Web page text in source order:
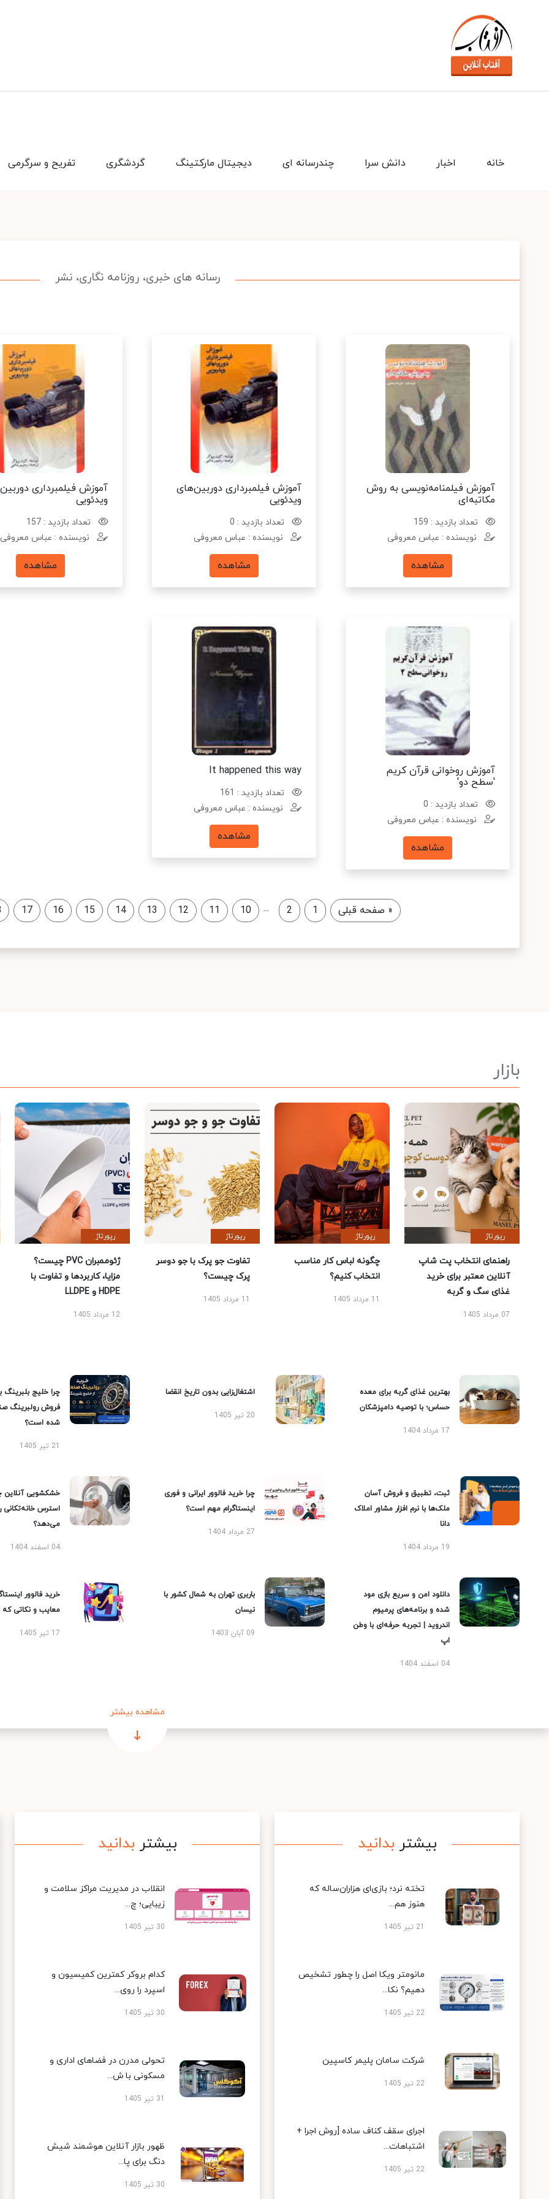
تفریح و سرگرمی گردشگری دیجیتال مارکتینگ چندرسانه ای دانش سرا اخبار خانه
رسانه های خبری، روزنامه نگاری، نشر
آموزش فیلمنامه‌نویسی به روش
مکاتبه‌ای
تعداد بازدید : 159
نویسنده : عباس معروفی
مشاهده
آموزش فیلمبرداری دوربین‌های
ویدئویی
تعداد بازدید : 0
نویسنده : عباس معروفی
مشاهده
آموزش فیلمبرداری
ویدئویی
تعداد بازدید : 157
نویسنده : عباس معروفی
مشاهده
آموزش روخوانی قرآن کریم
'سطح دو'
تعداد بازدید : 0
نویسنده : عباس معروفی
مشاهده
It happened this way
تعداد بازدید : 161
نویسنده : عباس معروفی
مشاهده
« صفحه قبلی 1
2
...
10
11
12
13
14
15
16
17
بازار
رپورتاژ
راهنمای انتخاب پت شاپ
آنلاین معتبر برای خرید
غذای سگ و گربه
07 مرداد 1405
رپورتاژ
چگونه لباس کار مناسب
انتخاب کنیم؟
11 مرداد 1405
رپورتاژ
تفاوت جو پرک با جو دوسر
پرک چیست؟
11 مرداد 1405
رپورتاژ
ژئوممبران PVC چیست؟
مزایا، کاربردها و تفاوت با
HDPE و LLDPE
12 مرداد 1405
بهترین غذای گربه برای معده
حساس؛ با توصیه دامپزشکان
17 مرداد 1404
اشتغال‌زایی بدون تاریخ انقضا
20 تیر 1405
چرا خلیج بلبرینگ
فروش رولبرینگ
شده است؟
21 تیر 1405
ثبت، تطبیق و فروش آسان
ملک‌ها با نرم افزار مشاور املاک
دانا
19 مرداد 1404
چرا خرید فالوور ایرانی و فوری
اینستاگرام مهم است؟
27 مرداد 1404
خشکشویی آنلاین
استرس خانه‌تکانی
می‌دهد؟
04 اسفند 1404
دانلود امن و سریع بازی مود
شده و برنامه‌های پرمیوم
اندروید | تجربه حرفه‌ای با وطن
اپ
04 اسفند 1404
باربری تهران به شمال کشور با
نیسان
09 آبان 1403
خرید فالوور
معایب و نکاتی که
17 تیر 1405
مشاهده بیشتر
بیشتر بدانید
تخته نرد؛ بازی‌ای هزاران‌ساله که
هنوز هم...
21 تیر 1405
مانومتر ویکا اصل را چطور تشخیص
دهیم؟ نکا...
22 تیر 1405
شرکت سامان پلیمر کاسپین
22 تیر 1405
اجرای سقف کناف ساده [روش اجرا +
اشتباهات...
22 تیر 1405
بیشتر بدانید
انقلاب در مدیریت مراکز سلامت و
زیبایی؛ چ...
30 تیر 1405
کدام بروکر کمترین کمیسیون و
اسپرد را روی...
30 تیر 1405
تحولی مدرن در فضاهای اداری و
مسکونی با ش...
31 تیر 1405
ظهور بازار آنلاین هوشمند شیش
دنگ برای پا...
30 تیر 1405